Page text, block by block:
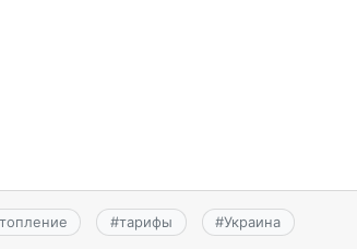
#тарифы #Украина